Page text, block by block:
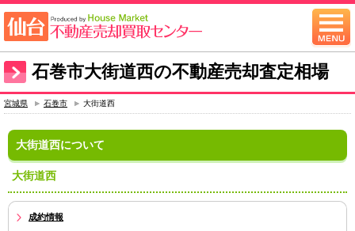
石巻市大街道西の不動産売却査定相場
宮城県 石巻市 大街道西
大街道西について
大街道西
成約情報